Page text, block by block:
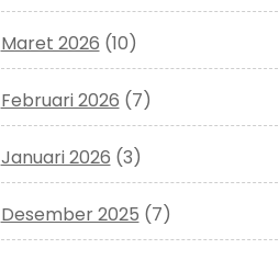
Maret 2026 (10)
Februari 2026 (7)
Januari 2026 (3)
Desember 2025 (7)